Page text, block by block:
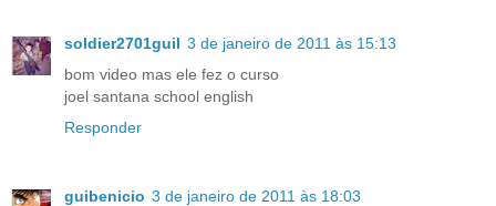
soldier2701guil 3 de janeiro de 2011 às 15:13
bom video mas ele fez o curso
joel santana school english
Responder
guibenicio 3 de janeiro de 2011 às 18:03